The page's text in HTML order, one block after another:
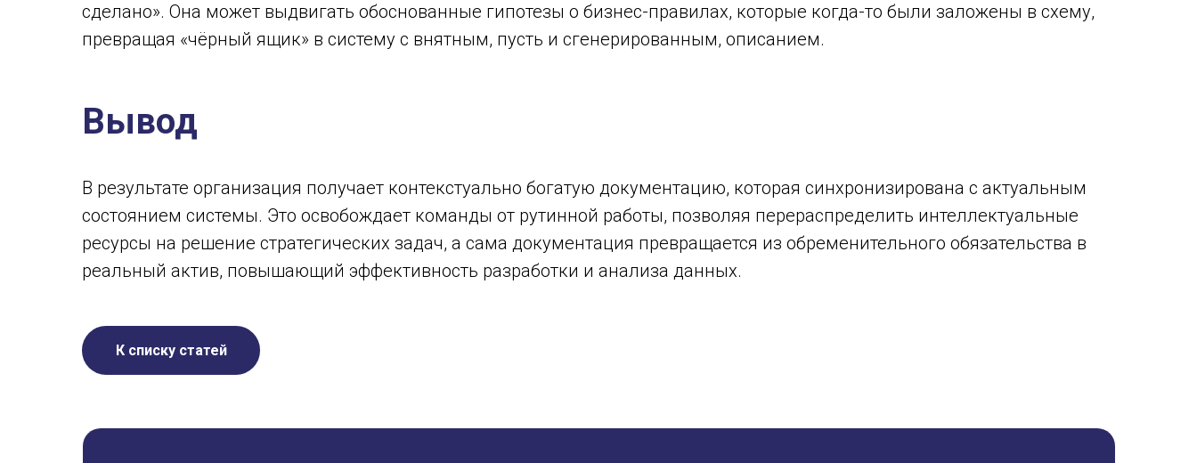
сделано». Она может выдвигать обоснованные гипотезы о бизнес-правилах, которые когда-то были заложены в схему,
превращая «чёрный ящик» в систему с внятным, пусть и сгенерированным, описанием.
Вывод
В результате организация получает контекстуально богатую документацию, которая синхронизирована с актуальным
состоянием системы. Это освобождает команды от рутинной работы, позволяя перераспределить интеллектуальные
ресурсы на решение стратегических задач, а сама документация превращается из обременительного обязательства в
реальный актив, повышающий эффективность разработки и анализа данных.
К списку статей